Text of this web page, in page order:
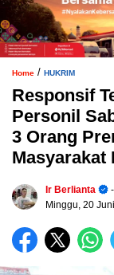
Home / HUKRIM
Responsif
Personil
3 Orang
Masyarakat
Ir Berlianta
Minggu, 20